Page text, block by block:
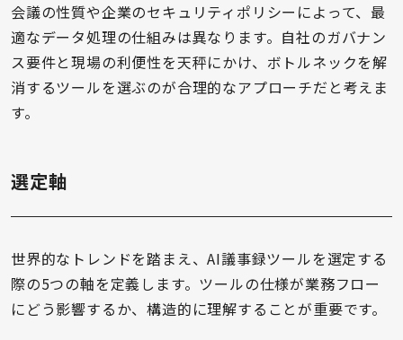
会議の性質や企業のセキュリティポリシーによって、最
適なデータ処理の仕組みは異なります。自社のガバナン
ス要件と現場の利便性を天秤にかけ、ボトルネックを解
消するツールを選ぶのが合理的なアプローチだと考えま
す。
選定軸
世界的なトレンドを踏まえ、AI議事録ツールを選定する
際の5つの軸を定義します。ツールの仕様が業務フロー
にどう影響するか、構造的に理解することが重要です。